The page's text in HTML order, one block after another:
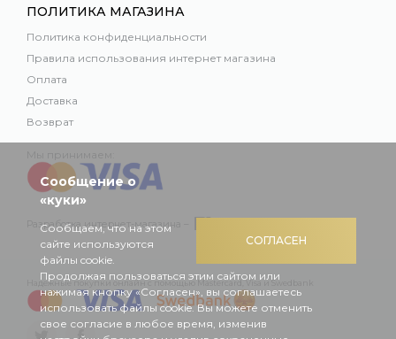
ПОЛИТИКА МАГАЗИНА
Политика конфиденциальности
Правила использования интернет магазина
Оплата
Доставка
Возврат
Разработка интернет-магазина –
Надежные покупки онлайн с помощью Mastercard, Visa и Swedbank
СОГЛАСЕН
Сообщение о
«куки»
Сообщаем, что на этом
сайте используются
файлы cookie.
Продолжая пользоваться этим сайтом или
нажимая кнопку «Согласен», вы соглашаетесь
использовать файлы cookie. Вы можете отменить
свое согласие в любое время, изменив